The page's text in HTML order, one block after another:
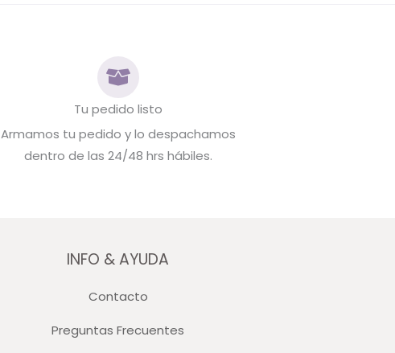
Tu pedido listo
Armamos tu pedido y lo despachamos
dentro de las 24/48 hrs hábiles.
INFO & AYUDA
Contacto
Preguntas Frecuentes